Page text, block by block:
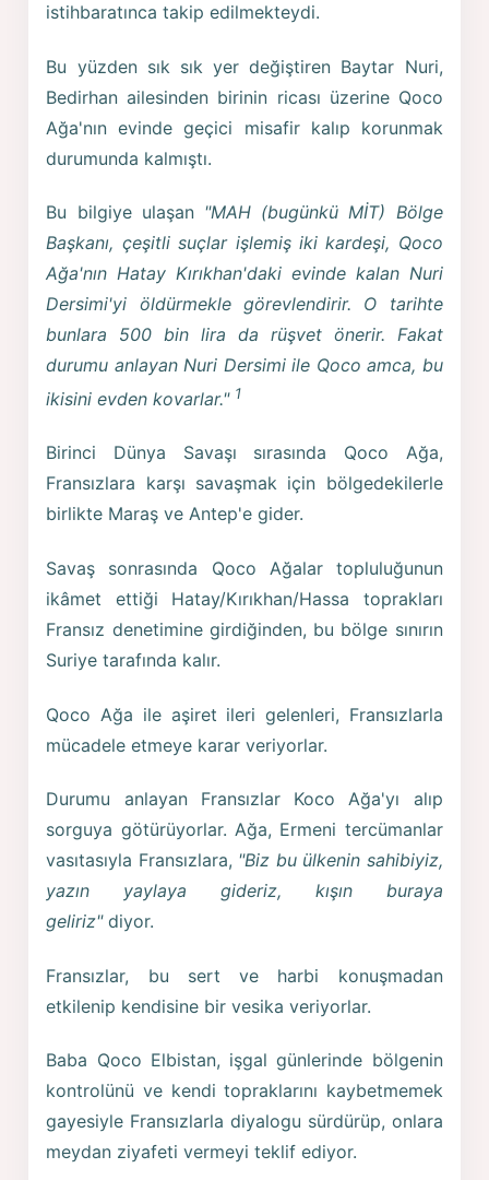
istihbaratınca takip edilmekteydi.
Bu yüzden sık sık yer değiştiren Baytar Nuri,
Bedirhan ailesinden birinin ricası üzerine Qoco
Ağa'nın evinde geçici misafir kalıp korunmak
durumunda kalmıştı.
Bu bilgiye ulaşan "MAH (bugünkü MİT) Bölge
Başkanı, çeşitli suçlar işlemiş iki kardeşi, Qoco
Ağa'nın Hatay Kırıkhan'daki evinde kalan Nuri
Dersimi'yi öldürmekle görevlendirir. O tarihte
bunlara 500 bin lira da rüşvet önerir. Fakat
durumu anlayan Nuri Dersimi ile Qoco amca, bu
ikisini evden kovarlar." 1
Birinci Dünya Savaşı sırasında Qoco Ağa,
Fransızlara karşı savaşmak için bölgedekilerle
birlikte Maraş ve Antep'e gider.
Savaş sonrasında Qoco Ağalar topluluğunun
ikâmet ettiği Hatay/Kırıkhan/Hassa toprakları
Fransız denetimine girdiğinden, bu bölge sınırın
Suriye tarafında kalır.
Qoco Ağa ile aşiret ileri gelenleri, Fransızlarla
mücadele etmeye karar veriyorlar.
Durumu anlayan Fransızlar Koco Ağa'yı alıp
sorguya götürüyorlar. Ağa, Ermeni tercümanlar
vasıtasıyla Fransızlara, "Biz bu ülkenin sahibiyiz,
yazın yaylaya gideriz, kışın buraya
geliriz"diyor.
Fransızlar, bu sert ve harbi konuşmadan
etkilenip kendisine bir vesika veriyorlar.
Baba Qoco Elbistan, işgal günlerinde bölgenin
kontrolünü ve kendi topraklarını kaybetmemek
gayesiyle Fransızlarla diyalogu sürdürüp, onlara
meydan ziyafeti vermeyi teklif ediyor.